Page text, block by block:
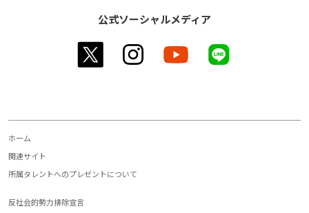
公式ソーシャルメディア
twitter instagram youtube
ホーム
関連サイト
所属タレントへのプレゼントについて
反社会的勢力排除宣言